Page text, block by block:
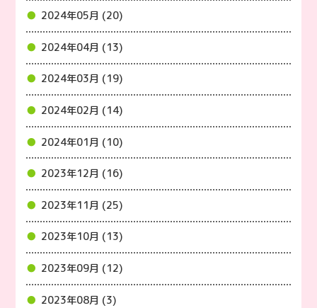
2024年05月 (20)
2024年04月 (13)
2024年03月 (19)
2024年02月 (14)
2024年01月 (10)
2023年12月 (16)
2023年11月 (25)
2023年10月 (13)
2023年09月 (12)
2023年08月 (3)